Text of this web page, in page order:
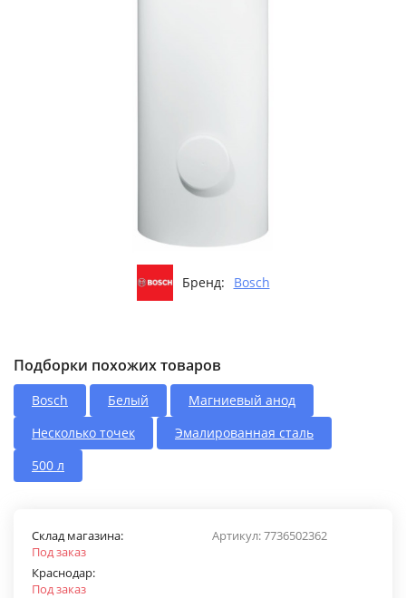
Бренд: Bosch
Подборки похожих товаров
Bosch Белый
Магниевый анод
Несколько точек
Эмалированная сталь
500 л
Артикул:7736502362
Склад магазина:
Под заказ
Краснодар:
Под заказ